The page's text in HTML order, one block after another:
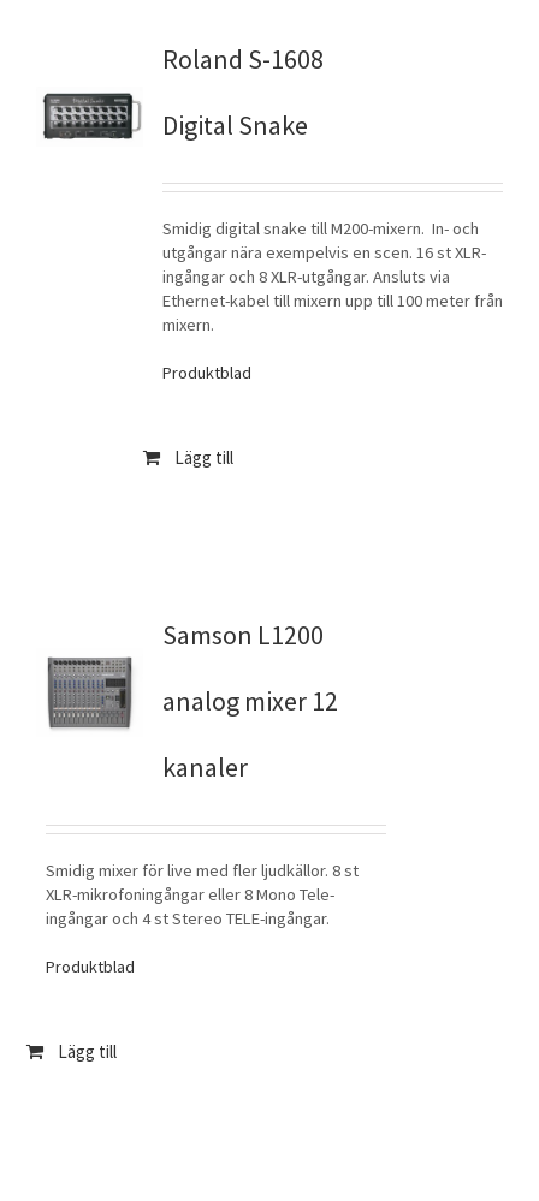
Roland S-1608
Digital Snake
Smidig digital snake till M200-mixern. In- och
utgångar nära exempelvis en scen. 16 st XLR-
ingångar och 8 XLR-utgångar. Ansluts via
Ethernet-kabel till mixern upp till 100 meter från
mixern.
Produktblad
Lägg till
Samson L1200
analog mixer 12
kanaler
Smidig mixer för live med fler ljudkällor. 8 st
XLR-mikrofoningångar eller 8 Mono Tele-
ingångar och 4 st Stereo TELE-ingångar.
Produktblad
Lägg till